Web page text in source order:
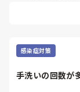
ますよ。保湿
感染症対策
手洗いの回数が